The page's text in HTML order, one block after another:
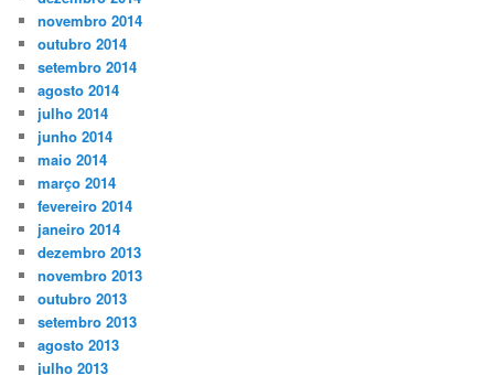
novembro 2014
outubro 2014
setembro 2014
agosto 2014
julho 2014
junho 2014
maio 2014
março 2014
fevereiro 2014
janeiro 2014
dezembro 2013
novembro 2013
outubro 2013
setembro 2013
agosto 2013
julho 2013